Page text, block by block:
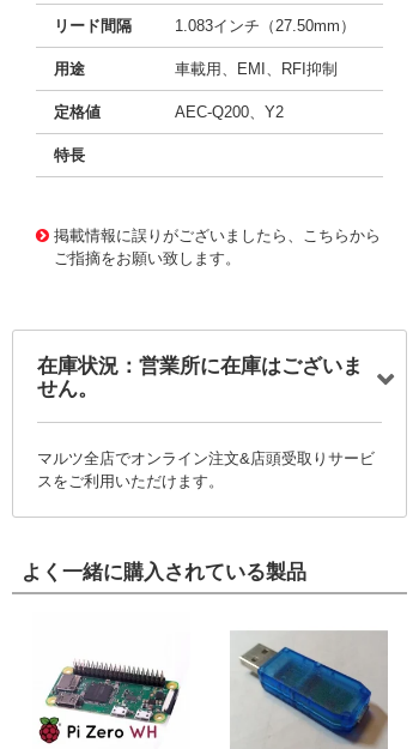
リード間隔 1.083インチ（27.50mm）
用途 車載用、EMI、RFI抑制
定格値 AEC-Q200、Y2
特長
掲載情報に誤りがございましたら、こちらから
ご指摘をお願い致します。
在庫状況：営業所に在庫はございま
せん。
マルツ全店でオンライン注文&店頭受取りサービ
スをご利用いただけます。
よく一緒に購入されている製品